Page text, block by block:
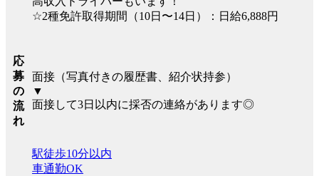
☆2種免許取得期間（10日〜14日）：日給6,888円
応
募
の
流
れ
面接（写真付きの履歴書、紹介状持参）
▼
面接して3日以内に採否の連絡があります◎
駅徒歩10分以内
車通勤OK